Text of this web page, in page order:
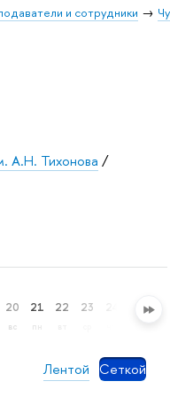
и сотрудники
А.Н. Тихонова /
20
вс
21
пн
22 23 26
Лентой Сеткой